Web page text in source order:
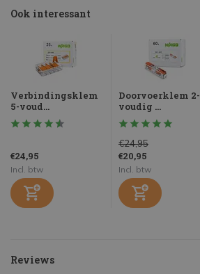
Ook interessant
Verbindingsklem
5-voud...
€24,95
Incl. btw
Doorvoerklem 2-
voudig ...
€24,95
€20,95
Incl. btw
Reviews